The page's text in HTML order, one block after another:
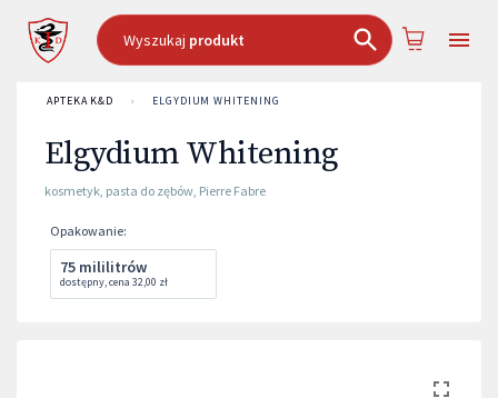
Wyszukaj produkt
APTEKA K&D › ELGYDIUM WHITENING
Elgydium Whitening
kosmetyk, pasta do zębów, Pierre Fabre
Opakowanie:
75 mililitrów
dostępny,cena 32,00 zł